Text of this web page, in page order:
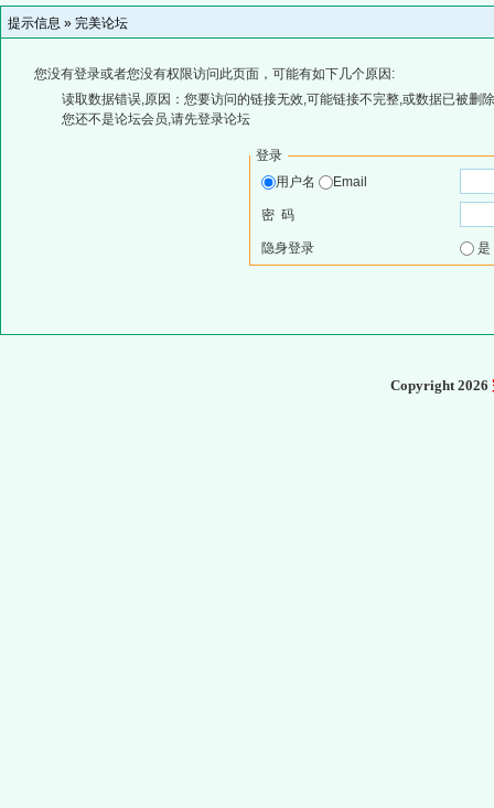
提示信息 » 完美论坛
您没有登录或者您没有权限访问此页面，可能有如下几个原因:
读取数据错误,原因：您要访问的链接无效,可能链接不完整,或数据已被删
您还不是论坛会员,请先登录论坛
登录
用户名
Email
密 码
隐身登录
Copyright 2026